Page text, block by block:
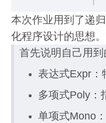
本次作业用到了递
化程序设计的思想。
首先说明自己用
表达式Expr：
多项式Poly：
单项式Mono